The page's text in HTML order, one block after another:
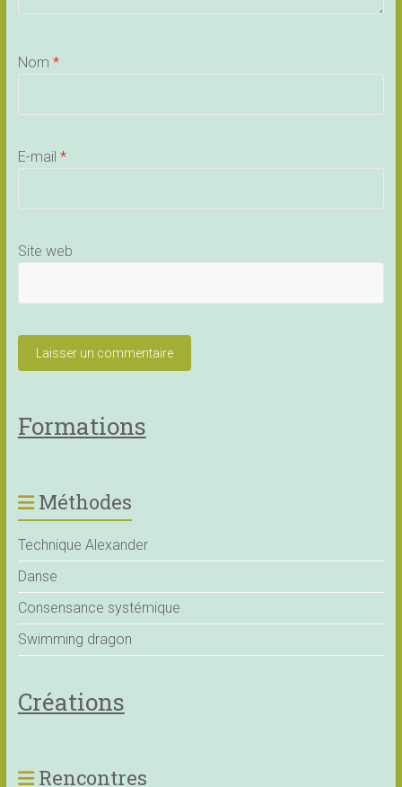
Nom *
E-mail *
Site web
Formations
Méthodes
Technique Alexander
Danse
Consensance systémique
Swimming dragon
Créations
Rencontres